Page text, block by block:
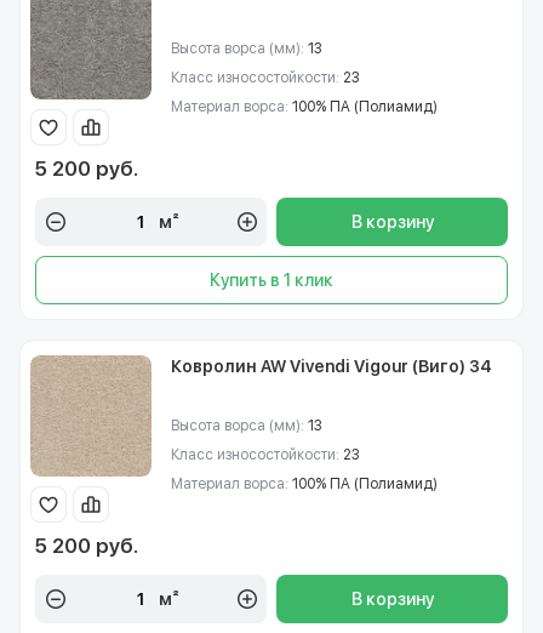
Высота ворса (мм): 13
Класс износостойкости: 23
Материал ворса: 100% ПА (Полиамид)
5 200 руб.
м² В корзину
Купить в 1 клик
Ковролин AW Vivendi Vigour (Виго) 34
Высота ворса (мм): 13
Класс износостойкости: 23
Материал ворса: 100% ПА (Полиамид)
5 200 руб.
м² В корзину